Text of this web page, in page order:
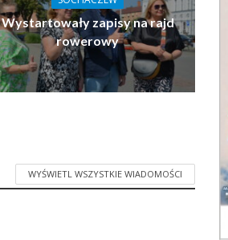
Wystartowały zapisy na rajd
rowerowy
WYŚWIETL WSZYSTKIE WIADOMOŚCI